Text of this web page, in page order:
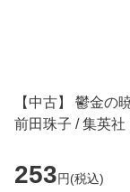
【中古】 鬱金の
前田珠子 / 集英社
253円(税込)